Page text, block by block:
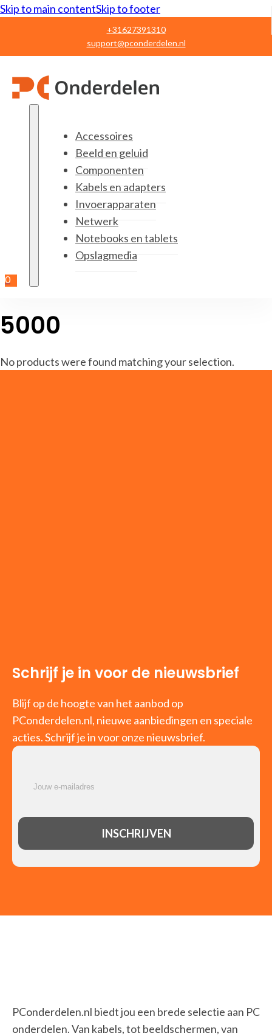
Skip to main contentSkip to footer
+31627391310
support@pconderdelen.nl
0
Accessoires
Beeld en geluid
Componenten
Kabels en adapters
Invoerapparaten
Netwerk
Notebooks en tablets
Opslagmedia
5000
No products were found matching your selection.
Schrijf je in voor de nieuwsbrief
Blijf op de hoogte van het aanbod op
PConderdelen.nl, nieuwe aanbiedingen en speciale
acties. Schrijf je in voor onze nieuwsbrief.
PConderdelen.nl biedt jou een brede selectie aan PC
onderdelen. Van kabels, tot beeldschermen, van